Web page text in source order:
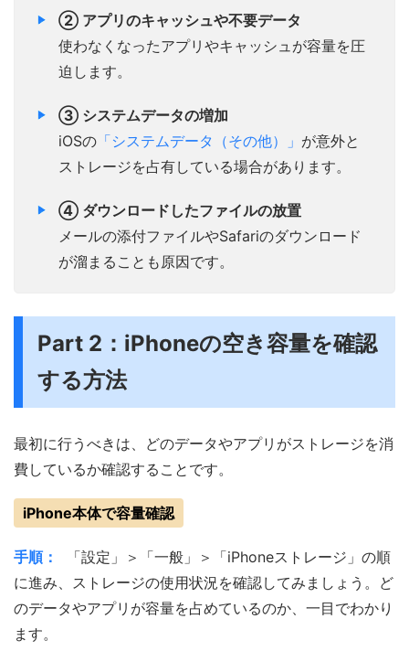
② アプリのキャッシュや不要データ
使わなくなったアプリやキャッシュが容量を圧
迫します。
③ システムデータの増加
iOSの 「システムデータ（その他）」 が意外と
ストレージを占有している場合があります。
④ ダウンロードしたファイルの放置
メールの添付ファイルやSafariのダウンロード
が溜まることも原因です。
Part 2：iPhoneの空き容量を確認
する方法
最初に行うべきは、どのデータやアプリがストレージを消
費しているか確認することです。
iPhone本体で容量確認
手順：
「設定」＞「一般」＞「iPhoneストレージ」の順
に進み、ストレージの使用状況を確認してみましょう。ど
のデータやアプリが容量を占めているのか、一目でわかり
ます。